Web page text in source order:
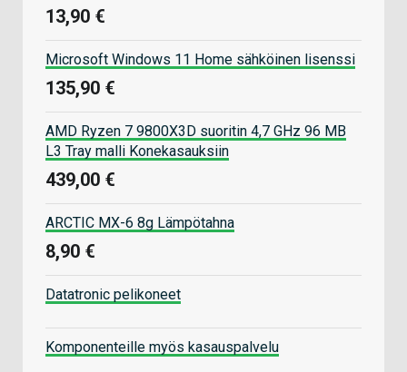
13,90 €
Microsoft Windows 11 Home sähköinen lisenssi
135,90 €
AMD Ryzen 7 9800X3D suoritin 4,7 GHz 96 MB
L3 Tray malli Konekasauksiin
439,00 €
ARCTIC MX-6 8g Lämpötahna
8,90 €
Datatronic pelikoneet
Komponenteille myös kasauspalvelu